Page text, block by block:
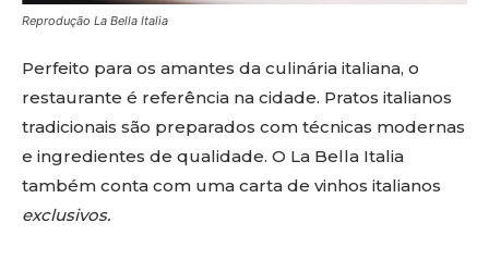
Reprodução La Bella Italia
Perfeito para os amantes da culinária italiana, o
restaurante é referência na cidade. Pratos italianos
tradicionais são preparados com técnicas modernas
e ingredientes de qualidade. O La Bella Italia
também conta com uma carta de vinhos italianos
exclusivos.